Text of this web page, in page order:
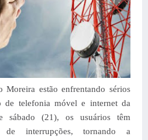
Moreira estão enfrentando sérios
de telefonia móvel e internet da
sábado (21), os usuários têm
interrupções, tornando a